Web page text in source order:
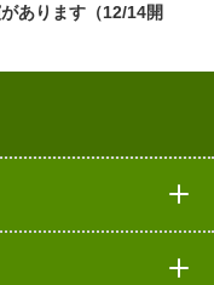
あります（12/14開